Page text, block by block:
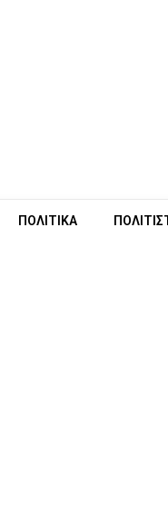
ΠΟΛΙΤΙΚΑ